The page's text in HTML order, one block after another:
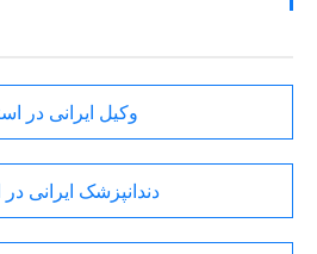
وکیل ایرانی در
دندانپزشک ایرانی در